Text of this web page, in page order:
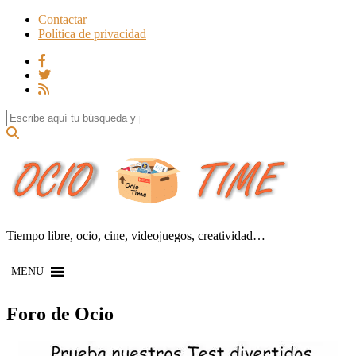
Contactar
Política de privacidad
Search for:
Tiempo libre, ocio, cine, videojuegos, creatividad…
MENU
Foro de Ocio